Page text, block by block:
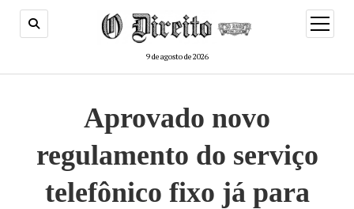
9 de agosto de 2026
menu
de
Aprovado novo
regulamento do serviço
telefônico fixo já para